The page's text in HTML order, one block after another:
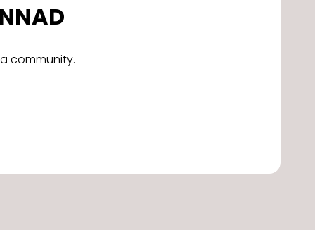
community.